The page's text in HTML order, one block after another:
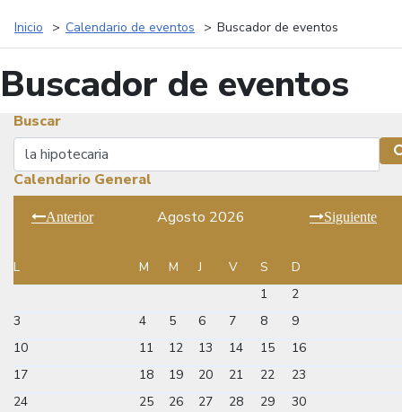
Inicio Calendario de eventos Buscador de eventos
Buscador de eventos
Buscar
Buscar
Calendario General
Anterior Agosto 2026 Siguiente
L M M J V S
D
1
2
3
4 5 6 7 8
9
10
11 12 13 14 15
16
17
18 19 20 21 22
23
24
25 26 27 28 29
30